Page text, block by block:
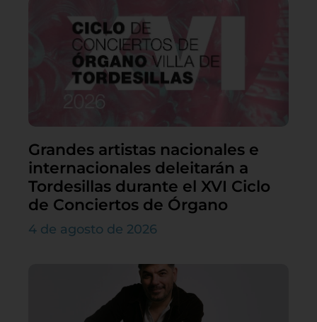
Grandes artistas nacionales e
internacionales deleitarán a
Tordesillas durante el XVI Ciclo
de Conciertos de Órgano
4 de agosto de 2026